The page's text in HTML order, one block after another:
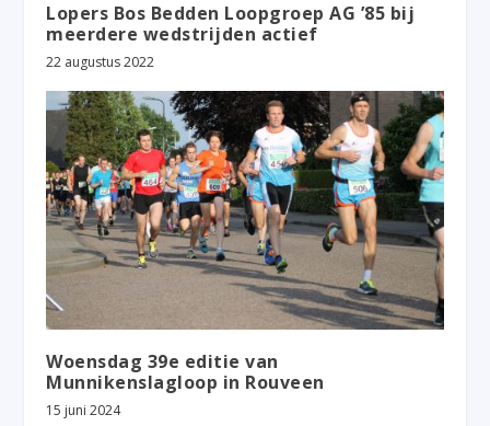
Lopers Bos Bedden Loopgroep AG ’85 bij
meerdere wedstrijden actief
22 augustus 2022
Woensdag 39e editie van
Munnikenslagloop in Rouveen
15 juni 2024